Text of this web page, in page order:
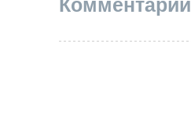
Комментарии